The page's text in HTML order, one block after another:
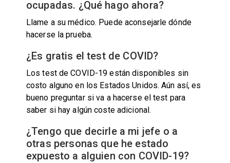
ocupadas. ¿Qué hago ahora?
Llame a su médico. Puede aconsejarle dónde
hacerse la prueba.
¿Es gratis el test de COVID?
Los test de COVID-19 están disponibles sin
costo alguno en los Estados Unidos. Aún así, es
bueno preguntar si va a hacerse el test para
saber si hay algún coste adicional.
¿Tengo que decirle a mi jefe o a
otras personas que he estado
expuesto a alguien con COVID-19?